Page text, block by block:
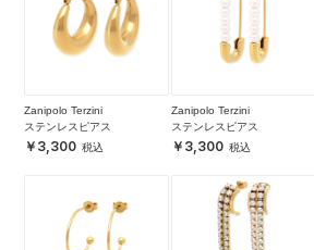
Zanipolo Terzini
ステンレスピアス
3,300
Zanipolo Terzini
ステンレスピアス
3,300